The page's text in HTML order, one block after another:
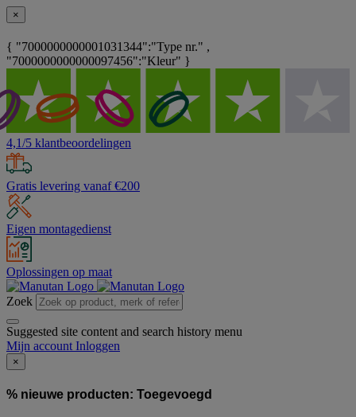
×
{ "7000000000001031344":"Type nr." ,
"7000000000000097456":"Kleur" }
4,1/5 klantbeoordelingen
Gratis levering vanaf €200
Eigen montagedienst
Oplossingen op maat
Zoek
Suggested site content and search history menu
Mijn account Inloggen
×
% nieuwe producten: Toegevoegd